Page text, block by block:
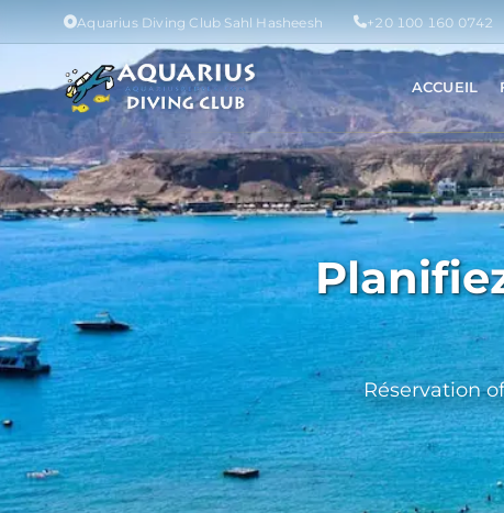
Aquarius Diving Club Sahl Hasheesh +20 100 160 0742
ACCUEIL
Réservation